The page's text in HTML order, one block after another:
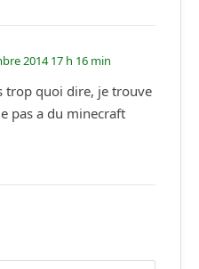
2014 17 h 16 min
trop quoi dire, je trouve
pas a du minecraft